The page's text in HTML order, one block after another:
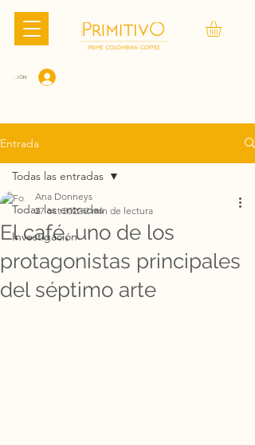
SESIÓN
Entrada
Todas las entradas
Investigación
Todas las entradas
El café, uno de los
protagonistas principales
del séptimo arte
Ana Donneys
27 oct 2022 2 min de lectura